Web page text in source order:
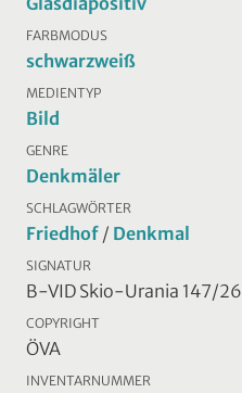
FARBMODUS
schwarzweiß
MEDIENTYP
Bild
GENRE
Denkmäler
SCHLAGWÖRTER
Friedhof / Denkmal
SIGNATUR
B-VID Skio-Urania 147/26
COPYRIGHT
ÖVA
INVENTARNUMMER